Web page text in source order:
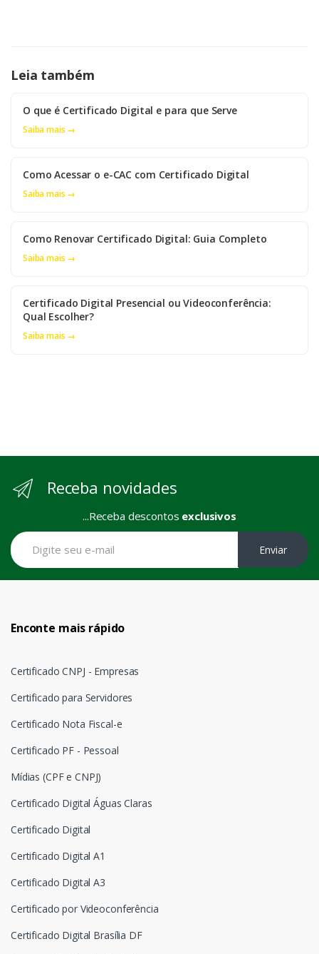
Leia também
O que é Certificado Digital e para que Serve
Saiba mais →
Como Acessar o e-CAC com Certificado Digital
Saiba mais →
Como Renovar Certificado Digital: Guia Completo
Saiba mais →
Certificado Digital Presencial ou Videoconferência:
Qual Escolher?
Saiba mais →
Receba novidades
...Receba descontos exclusivos
Enviar
Enconte mais rápido
Certificado CNPJ - Empresas
Certificado para Servidores
Certificado Nota Fiscal-e
Certificado PF - Pessoal
Mídias (CPF e CNPJ)
Certificado Digital Águas Claras
Certificado Digital
Certificado Digital A1
Certificado Digital A3
Certificado por Videoconferência
Certificado Digital Brasília DF